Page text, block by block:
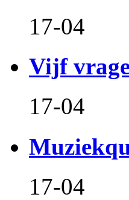
17-04
Vijf
17-04
17-04